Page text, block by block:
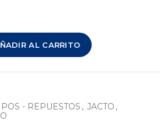
ORI-135XP - JACTO - XP cantidad
AL CARRITO
- REPUESTOS , JACTO ,